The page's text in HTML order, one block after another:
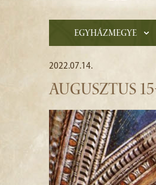
Egyházmegye
2022.07.14.
AUGUSZTUS